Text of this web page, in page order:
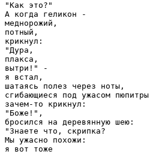
"Как это?"
А когда геликон -
меднорожий,
потный,
крикнул:
"Дура,
плакса,
вытри!" -
я встал,
шатаясь полез через ноты,
сгибающиеся под ужасом пюпитры
зачем-то крикнул:
"Боже!",
бросился на деревянную шею:
"Знаете что, скрипка?
Мы ужасно похожи:
я вот тоже